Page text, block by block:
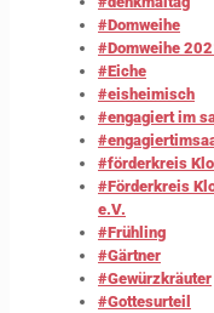
#Domweihe
#Domweihe
#Eiche
#eisheimisch
#engagiert im
#förderkreis
#Förderkreis
e.V.
#Frühling
#Gärtner
#Gewürzkräuter
#Gottesurteil